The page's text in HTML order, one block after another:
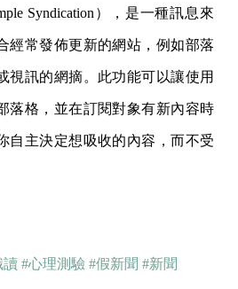
Syndication），是一種訊息來
經常發佈更新的網站，例如部落
視訊的網摘。此功能可以讓使用
落格，並在訂閱對象有新內容時
自主決定想吸收的內容，而不受
讀 #心理測驗 #假新聞 #新聞